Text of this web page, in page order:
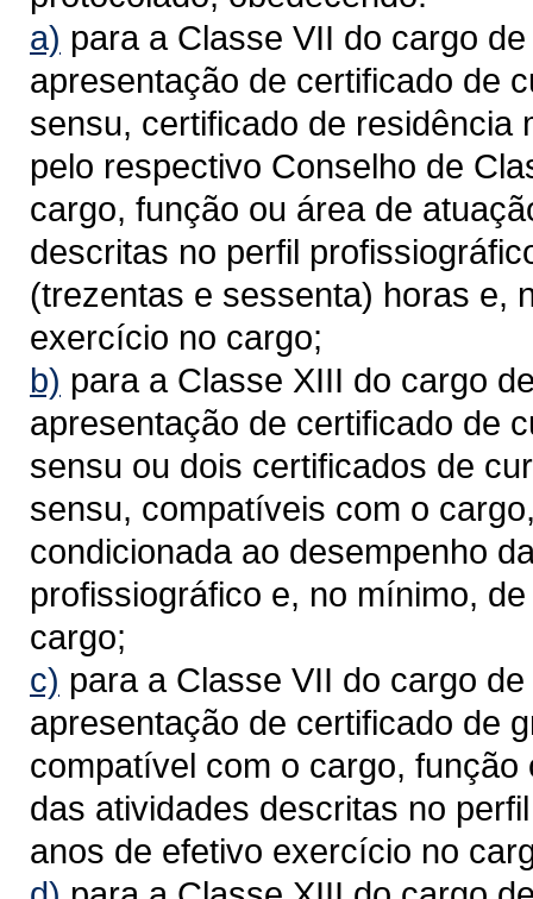
a) para a Classe VII do cargo
apresentação de certificado de
sensu, certificado de residência
pelo respectivo Conselho de
cargo, função ou área de
descritas no perfil
(trezentas e sessenta) horas e,
exercício no cargo;
b) para a Classe XIII do cargo
apresentação de certificado de
sensu ou dois certificados de
sensu, compatíveis com o
condicionada ao desempenho
profissiográfico e, no mínimo,
cargo;
c) para a Classe VII do cargo
apresentação de certificado de
compatível com o cargo,
das atividades descritas no
anos de efetivo exercício no